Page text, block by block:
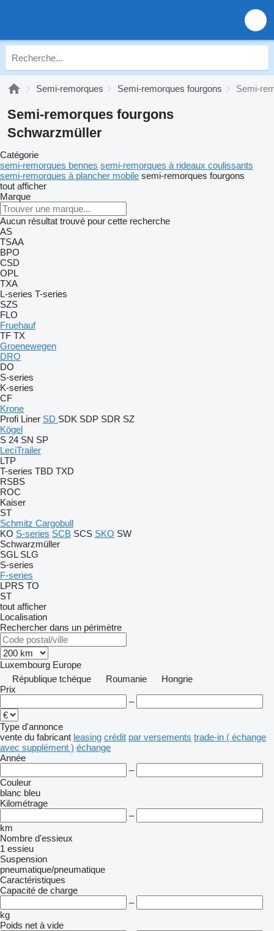
Semi-remorques Semi-remorques fourgons Semi-
Semi-remorques fourgons
Schwarzmüller
Catégorie
semi-remorques bennes semi-remorques à rideaux coulissants
semi-remorques à plancher mobile semi-remorques fourgons
tout afficher
Marque
Aucun résultat trouvé pour cette recherche
AS
TSAA
BPO
CSD
OPL
TXA
L-series T-series
SZS
FLO
Fruehauf
TF TX
Groenewegen
DRO
DO
S-series
K-series
CF
Krone
Profi Liner SD SDK SDP SDR SZ
Kögel
S 24 SN SP
LeciTrailer
LTP
T-series TBD TXD
RSBS
ROC
Kaiser
ST
Schmitz Cargobull
KO S-series SCB SCS SKO SW
Schwarzmüller
SGL SLG
S-series
F-series
LPRS TO
ST
tout afficher
Localisation
Rechercher dans un périmètre
Luxembourg Europe
République tchèque
Roumanie
Hongrie
Prix
–
Type d'annonce
vente du fabricant leasing crédit par versements trade-in ( échange
avec supplément ) échange
Année
–
Couleur
blanc bleu
Kilométrage
–
km
Nombre d'essieux
1 essieu
Suspension
pneumatique/pneumatique
Caractéristiques
Capacité de charge
–
kg
Poids net à vide